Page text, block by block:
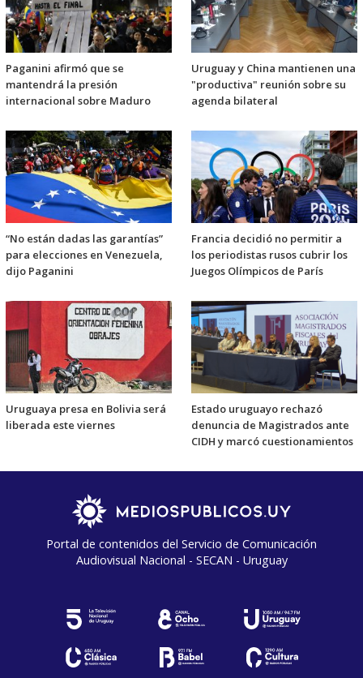
Paganini afirmó que se
mantendrá la presión
internacional sobre Maduro
Uruguay y China mantienen una
"productiva" reunión sobre su
agenda bilateral
“No están dadas las garantías”
para elecciones en Venezuela,
dijo Paganini
Francia decidió no permitir a
los periodistas rusos cubrir los
Juegos Olímpicos de París
Uruguaya presa en Bolivia será
liberada este viernes
Estado uruguayo rechazó
denuncia de Magistrados ante
CIDH y marcó cuestionamientos
Portal de contenidos del Servicio de Comunicación
Audiovisual Nacional - SECAN - Uruguay